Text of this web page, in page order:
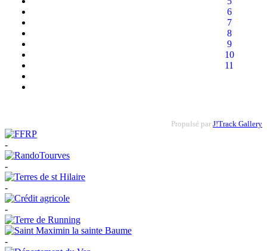
6
7
8
9
10
11
Propulsé par J!Track Gallery
-
-
-
-
-